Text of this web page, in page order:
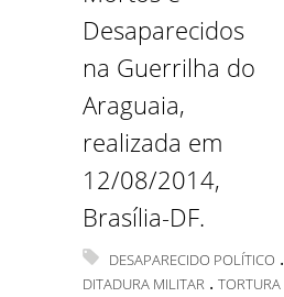
Desaparecidos
na Guerrilha do
Araguaia,
realizada em
12/08/2014,
Brasília-DF.
DESAPARECIDO POLÍTICO .
DITADURA MILITAR . TORTURA